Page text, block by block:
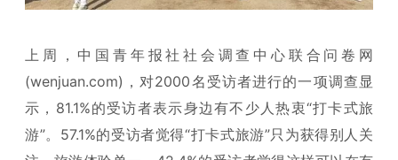
上周，中国青年报社社会调查中心联合问卷网
(wenjuan.com)，对2000名受访者进行的一项调查显
示，81.1%的受访者表示身边有不少人热衷“打卡式旅
游”。57.1%的受访者觉得“打卡式旅游”只为获得别人关